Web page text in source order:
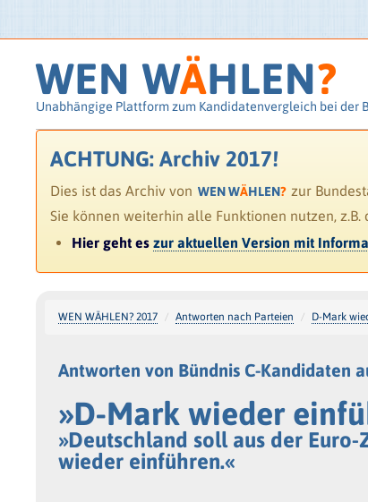
WEN WÄHLEN?
Unabhängige Plattform zum Kandidatenvergleich bei der
ACHTUNG: Archiv 2017!
Dies ist das Archiv von WEN WÄHLEN? zur
Sie können weiterhin alle Funktionen nutzen,
Hier geht eszur aktuellen Version mit
WEN WÄHLEN? 2017 Antworten nach Parteien D-Mark
Antworten von Bündnis C-Kandidaten
»D-Mark wieder
»Deutschland soll aus der
wieder einführen.«